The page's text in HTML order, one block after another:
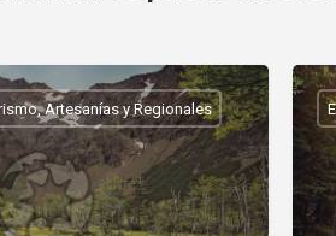
Artesanías y Regionales